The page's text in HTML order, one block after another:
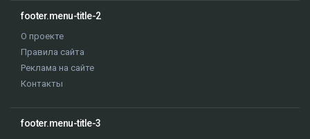
footer.menu-title-2
О проекте
Правила сайта
Реклама на сайте
Контакты
footer.menu-title-3